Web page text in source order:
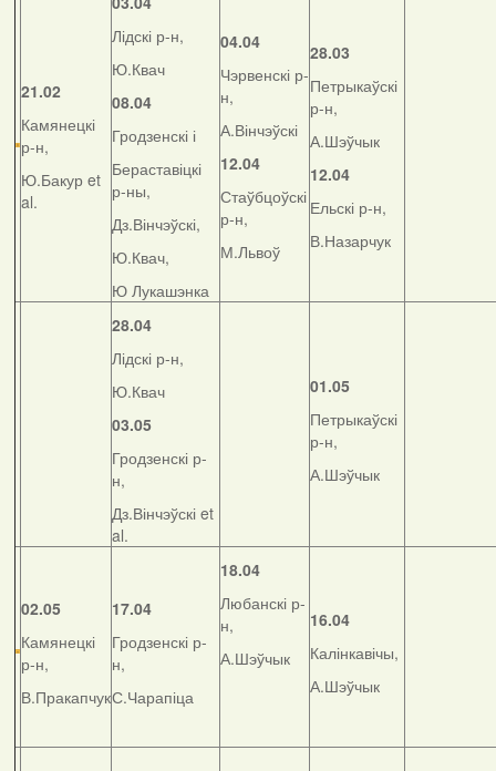
21.02
Камянецкі
р-н,
Ю.Бакур et
al.
Лідскі р-н,
Ю.Квач
08.04
Гродзенскі і
Бераставіцкі
р-ны,
Дз.Вінчэўскі,
Ю.Квач,
Ю Лукашэнка
04.04
Чэрвенскі р-
н,
А.Вінчэўскі
12.04
Стаўбцоўскі
р-н,
М.Львоў
28.03
Петрыкаўскі
р-н,
А.Шэўчык
12.04
Ельскі р-н,
В.Назарчук
28.04
Лідскі р-н,
Ю.Квач
03.05
Гродзенскі р-
н,
Дз.Вінчэўскі et
al.
01.05
Петрыкаўскі
р-н,
А.Шэўчык
02.05
Камянецкі
р-н,
В.Пракапчук
17.04
Гродзенскі р-
н,
С.Чарапіца
18.04
Любанскі р-
н,
А.Шэўчык
16.04
Калінкавічы,
А.Шэўчык